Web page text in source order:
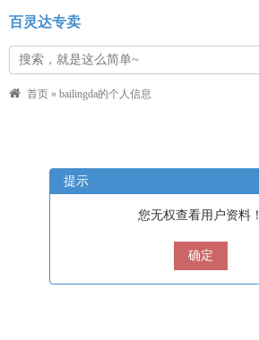
百灵达专卖
首页 » bailingda的个人信息
提示
您无权查看用户资料！
确定